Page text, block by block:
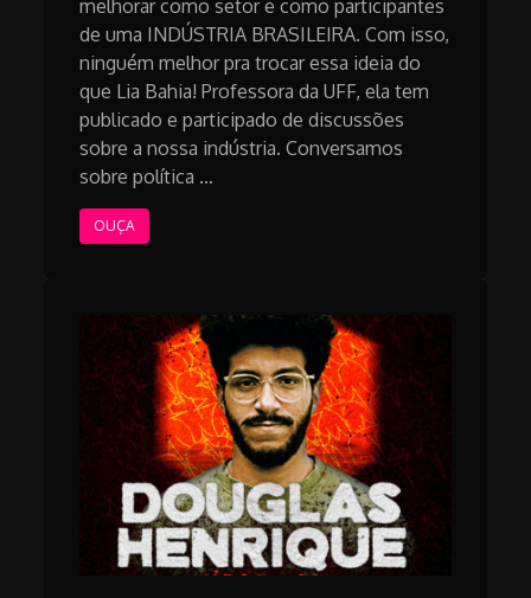
melhorar como setor e como participantes
de uma INDÚSTRIA BRASILEIRA. Com isso,
ninguém melhor pra trocar essa ideia do
que Lia Bahia! Professora da UFF, ela tem
publicado e participado de discussões
sobre a nossa indústria. Conversamos
sobre política …
OUÇA